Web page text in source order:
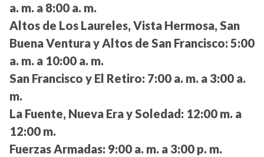
a. m. a 8:00 a. m.
Altos de Los Laureles, Vista Hermosa, San
Buena Ventura y Altos de San Francisco: 5:00
a. m. a 10:00 a. m.
San Francisco y El Retiro: 7:00 a. m. a 3:00 a.
m.
La Fuente, Nueva Era y Soledad: 12:00 m. a
12:00 m.
Fuerzas Armadas: 9:00 a. m. a 3:00 p. m.